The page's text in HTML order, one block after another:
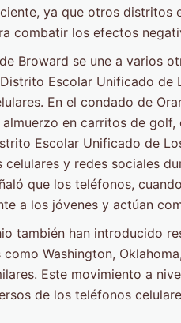
ya que otros distritos
combatir los efectos
Broward se une a varios
Escolar Unificado
En el condado de
en carritos de
Escolar Unificado de
celulares y redes sociales
que los teléfonos,
a los jóvenes y actúan
también han introducido
Washington,
Este movimiento a
de los teléfonos